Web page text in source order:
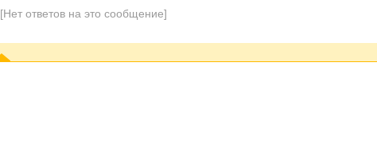
[Нет ответов на это сообщение]